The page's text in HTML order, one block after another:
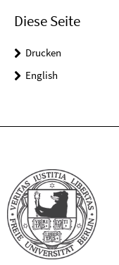
Diese Seite
Drucken
English